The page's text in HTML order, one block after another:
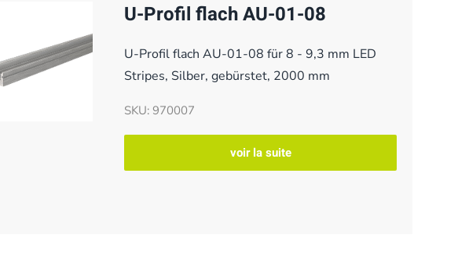
U-Profil flach AU-01-08
U-Profil flach AU-01-08 für 8 - 9,3 mm LED
Stripes, Silber, gebürstet, 2000 mm
SKU: 970007
voir la suite